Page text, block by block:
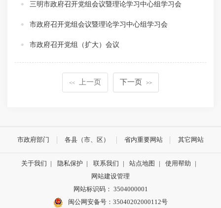
三明市政府召开党组会议暨理论学习中心组学习会
市政府召开党组会议暨理论学习中心组学习会
市政府召开党组（扩大）会议
<< 上一页 下一页 >>
市政府部门 各县（市、区） 省内重要网站 其它网站
关于我们 | 隐私保护 | 联系我们 | 站点地图 | 使用帮助
|
网站建设管理
网站标识码： 3504000001
闽公网安备号：35040202000112号